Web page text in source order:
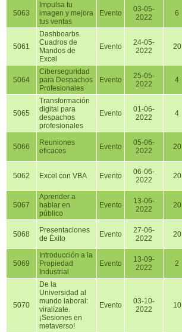
5063
Impulsa tu
imagen y mejora
tus ventas
Evento
03-05-
2022
6
5061
Dashboarbs.
Cuadros de
Mandos de
Excel
Evento
24-05-
2022
20
5064
Ciberseguridad
para Despachos
Profesionales
Evento
25-05-
2022
4
5065
Transformación
digital para
despachos
profesionales
Evento
01-06-
2022
4
5066
Reuniones
eficaces
Evento
05-06-
2022
20
5062 Excel con VBA Evento
06-06-
2022
20
5067
Aprender a
hablar en
público
Evento
13-06-
2022
20
5068
Presentaciones
de Éxito
Evento
27-06-
2022
20
5069
Introducción a la
Propiedad
Industrial
Evento
13-09-
2022
2
5070
De la
Universidad al
mundo laboral:
viralízate.
¡Sesiones en
metaverso!
Evento
03-10-
2022
10